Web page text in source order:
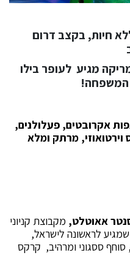
ללא חיות, בקצב דרום
מגיע לעופר בילו
אקרובטים, פעלולנים,
וירטואוזי, מרתק ומלא
אאוטלט, מקבוצת קניוני
לראשונה לישראל,
ססגוני ומרהיב, קרקס